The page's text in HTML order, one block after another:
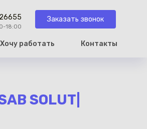
18:00
Заказать звонок
Хочу работать Контакты
SOLUT|